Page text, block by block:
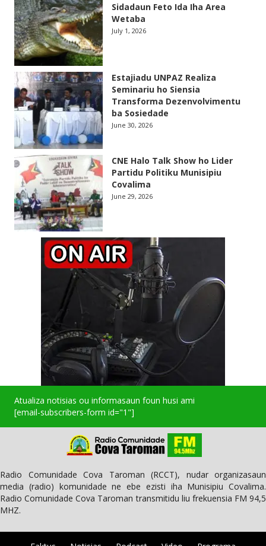
Sidadaun Feto Ida Iha Area
Wetaba
July 1, 2026
Estajiadu UNPAZ Realiza
Seminariu ho Siensia
Transforma Dezenvolvimentu
ba Sosiedade
June 30, 2026
CNE Halo Talk Show ho Lider
Partidu Politiku Munisipiu
Covalima
June 29, 2026
Atualiza notisias ou informasaun foun husi ami
[email-subscribers-form id="1"]
Radio Comunidade Cova Taroman (RCCT), nudar organizasaun
media (radio) komunidade ne ebe ezisti iha Munisipiu Covalima.
Radio Comunidade Cova Taroman transmitidu liu frekuensia FM 94,5
MHZ.